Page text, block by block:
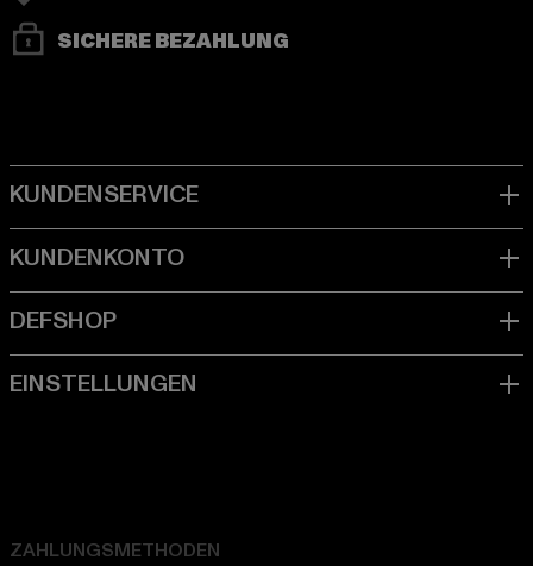
SICHERE BEZAHLUNG
ZAHLUNGSMETHODEN